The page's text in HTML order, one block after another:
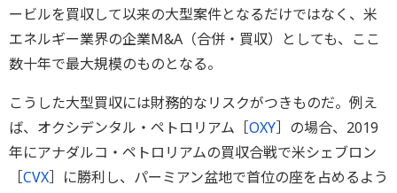
ービルを買収して以来の大型案件となるだけではなく、米
エネルギー業界の企業M&A（合併・買収）としても、ここ
数十年で最大規模のものとなる。
こうした大型買収には財務的なリスクがつきものだ。例え
ば、オクシデンタル・ペトロリアム［OXY］の場合、2019
年にアナダルコ・ペトロリアムの買収合戦で米シェブロン
［CVX］に勝利し、パーミアン盆地で首位の座を占めるよう